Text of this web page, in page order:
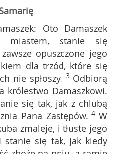
Oto Damaszek
miastem, stanie się
opuszczone jego
dla trzód, które się
nie spłoszy. 3 Odbiorą
królestwo Damaszkowi.
się tak, jak z chlubą
Pana Zastępów. 4W
zmaleje, i tłuste jego
stanie się tak, jak kiedy